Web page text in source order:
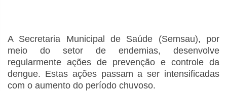
A Secretaria Municipal de Saúde (Semsau), por
meio do setor de endemias, desenvolve
regularmente ações de prevenção e controle da
dengue. Estas ações passam a ser intensificadas
com o aumento do período chuvoso.